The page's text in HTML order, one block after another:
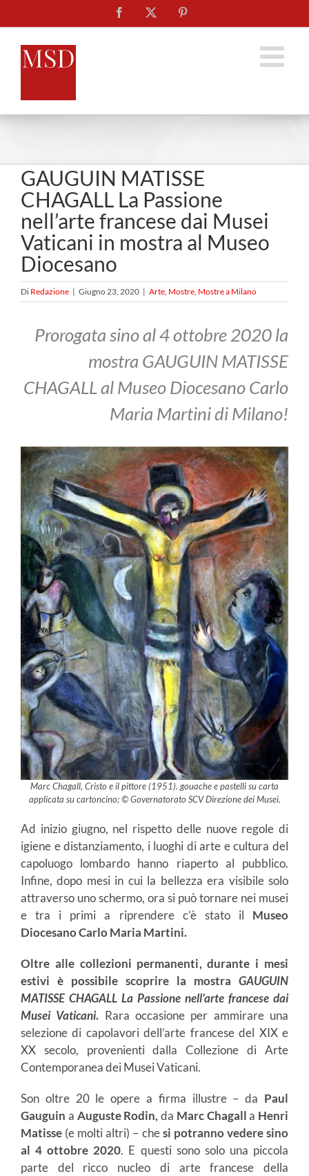
al
contenuto
Facebook
GAUGUIN MATISSE
CHAGALL La Passione
nell’arte francese dai Musei
Vaticani in mostra al Museo
Diocesano
Di Redazione | Giugno 23, 2020 | Arte, Mostre, Mostre a Milano
Prorogata sino al 4 ottobre 2020 la
mostra GAUGUIN MATISSE
CHAGALL al Museo Diocesano Carlo
Maria Martini di Milano!
Marc Chagall, Cristo e il pittore (1951). gouache e pastelli su carta
applicata su cartoncino; © Governatorato SCV Direzione dei Musei.
Ad inizio giugno, nel rispetto delle nuove regole di
igiene e distanziamento, i luoghi di arte e cultura del
capoluogo lombardo hanno riaperto al pubblico.
Infine, dopo mesi in cui la bellezza era visibile solo
attraverso uno schermo, ora si può tornare nei musei
e tra i primi a riprendere c’è stato il Museo
Diocesano Carlo Maria Martini.
Oltre alle collezioni permanenti, durante i mesi
estivi è possibile scoprire la mostra GAUGUIN
MATISSE CHAGALL La Passione nell’arte francese dai
Musei Vaticani. Rara occasione per ammirare una
selezione di capolavori dell’arte francese del XIX e
XX secolo, provenienti dalla Collezione di Arte
Contemporanea dei Musei Vaticani.
Son oltre 20 le opere a firma illustre – da Paul
Gauguin a Auguste Rodin,da Marc Chagalla Henri
Matisse (e molti altri) – chesi potranno vedere sino
al 4 ottobre 2020. E questi sono solo una piccola
parte del ricco nucleo di arte francese della